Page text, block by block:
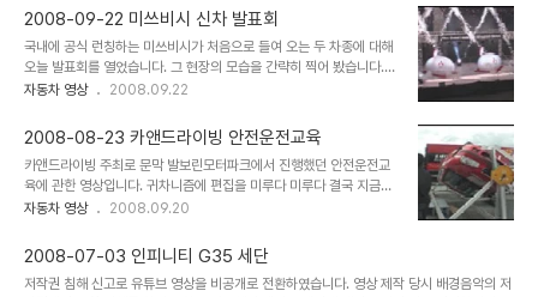
휘발유 모델인 320i만 잠깐 시승해 봤고 구형 325는 고속도로에서
1시간 정도 몰아 본 적이 있습니다. 그런데 이번에 페이스리프트된 뉴
3시리즈에 들어간 디젤 엔진은 어떤 느낌일까 무척 호기심이 발동하
더군요. 제가 주관적으로 느낀 점들을 간단히 적으면... * 스티어링 휠
이 묵직하여 고속 주행시에는 안정감을 주지만 주차시 다소 무겁게 느
발유스러운 느낌까지 준다. * 스포츠..
2008-09-22 미쓰비시 신차 발표회
국내에 공식 런칭하는 미쓰비시가 처음으로 들여 오는 두 차종에 대해
오늘 발표회를 열었습니다. 그 현장의 모습을 간략히 찍어 봤습니다.
별 내용은 없지만 분위기나 보는 차원에서 봐 주시기 바랍니다. ^^ 제
만 된다면 감도 좋은 놈으로 하나 입양하고 싶다는... ㅠ.ㅠ;;;
자동차 영상 2008.09.22
2008-08-23 카앤드라이빙 안전운전교육
카앤드라이빙 주최로 문막 발보린모터파크에서 진행했던 안전운전교
육에 관한 영상입니다. 귀차니즘에 편집을 미루다 미루다 결국 지금에
서야 했네요. ^^
자동차 영상 2008.09.20
2008-07-03 인피니티 G35 세단
저작권 침해 신고로 유튜브 영상을 비공개로 전환하였습니다. 영상 제작 당시 배경음악의 저